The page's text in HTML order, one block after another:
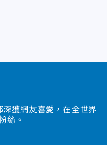
獲網友喜愛，在全世界
絲。